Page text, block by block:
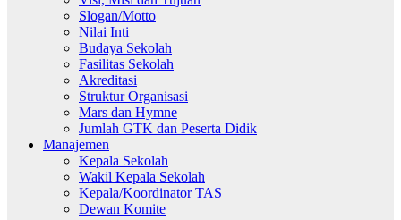
Slogan/Motto
Nilai Inti
Budaya Sekolah
Fasilitas Sekolah
Akreditasi
Struktur Organisasi
Mars dan Hymne
Jumlah GTK dan Peserta Didik
Manajemen
Kepala Sekolah
Wakil Kepala Sekolah
Kepala/Koordinator TAS
Dewan Komite